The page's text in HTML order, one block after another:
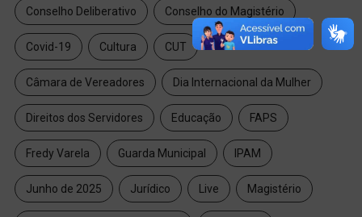
Conselho Deliberativo Conselho do Magistério
Covid-19 Cultura CUT
Câmara de Vereadores Dia Internacional da Mulher
Direitos dos Servidores Educação FAPS
Fredy Varela Guarda Municipal IPAM
Junho de 2025 Jurídico Live Magistério